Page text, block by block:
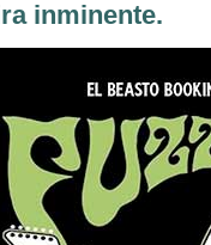
inminente.